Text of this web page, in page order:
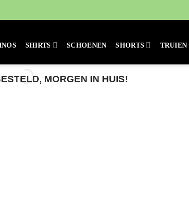
SHIRTS SCHOENEN SHORTS TRUIEN
MORGEN IN HUIS!